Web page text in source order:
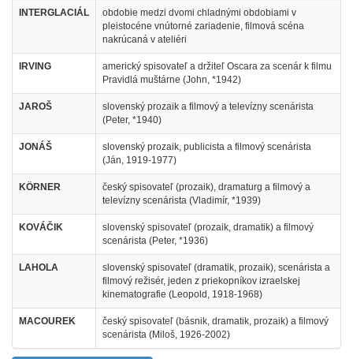
INTERGLACIÁL
obdobie medzi dvomi chladnými obdobiami v
pleistocéne vnútorné zariadenie, filmová scéna
nakrúcaná v ateliéri
IRVING
americký spisovateľ a držiteľ Oscara za scenár k filmu
Pravidlá muštárne (John, *1942)
JAROŠ
slovenský prozaik a filmový a televízny scenárista
(Peter, *1940)
JONÁŠ
slovenský prozaik, publicista a filmový scenárista
(Ján, 1919-1977)
KÖRNER
český spisovateľ (prozaik), dramaturg a filmový a
televízny scenárista (Vladimír, *1939)
KOVÁČIK
slovenský spisovateľ (prozaik, dramatik) a filmový
scenárista (Peter, *1936)
LAHOLA
slovenský spisovateľ (dramatik, prozaik), scenárista a
filmový režisér, jeden z priekopníkov izraelskej
kinematografie (Leopold, 1918-1968)
MACOUREK
český spisovateľ (básnik, dramatik, prozaik) a filmový
scenárista (Miloš, 1926-2002)